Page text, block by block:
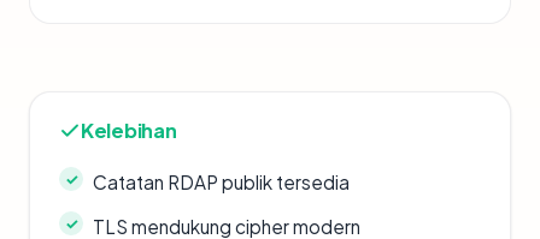
Kelebihan
Catatan RDAP publik tersedia
TLS mendukung cipher modern